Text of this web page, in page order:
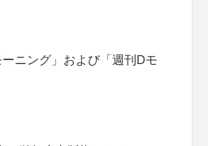
ニング」および「週刊Dモ